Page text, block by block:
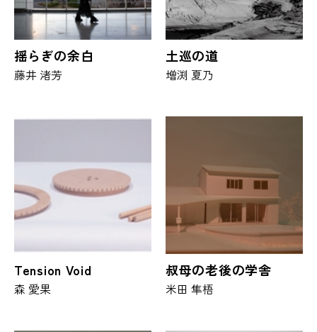
揺らぎの余白
藤井 渚芳
土巡の道
増渕 夏乃
Tension Void
森 愛果
叔母の老後の学舎
米田 隼梧